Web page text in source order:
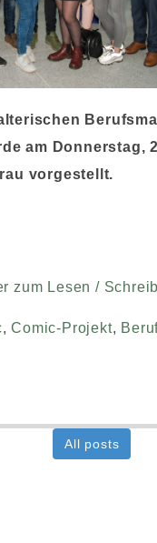
am Donnerstag,
vorgestellt.
zum Lesen /
,Comic-Projekt,
All posts